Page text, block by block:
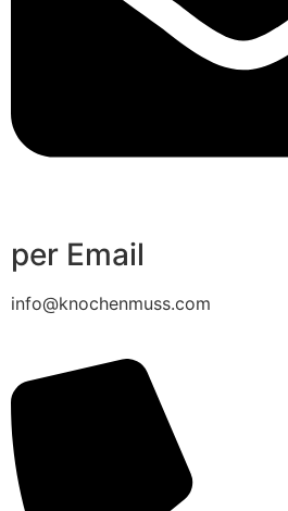
per Email
info@knochenmuss.com